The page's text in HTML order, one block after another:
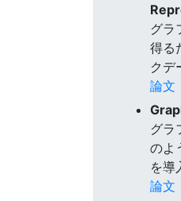
グラ
得る
クデ
論文
グラ
のよ
を導
論文